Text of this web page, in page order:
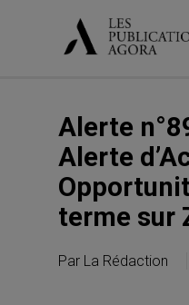
Alerte
Alerte
terme sur
Par La Rédaction